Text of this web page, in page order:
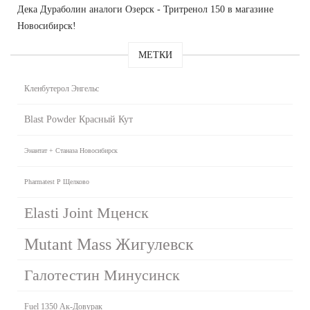
Дека Дураболин аналоги Озерск - Тритренол 150 в магазине
Новосибирск!
МЕТКИ
Кленбутерол Энгельс
Blast Powder Красный Кут
Энантат + Станаза Новосибирск
Pharmatest P Щелково
Elasti Joint Мценск
Mutant Mass Жигулевск
Галотестин Минусинск
Fuel 1350 Ак-Довурак